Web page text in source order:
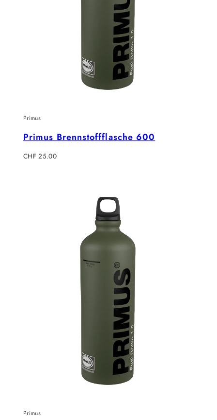
Primus
Primus Brennstoffflasche 600
Regulärer
CHF 25.00
Primus